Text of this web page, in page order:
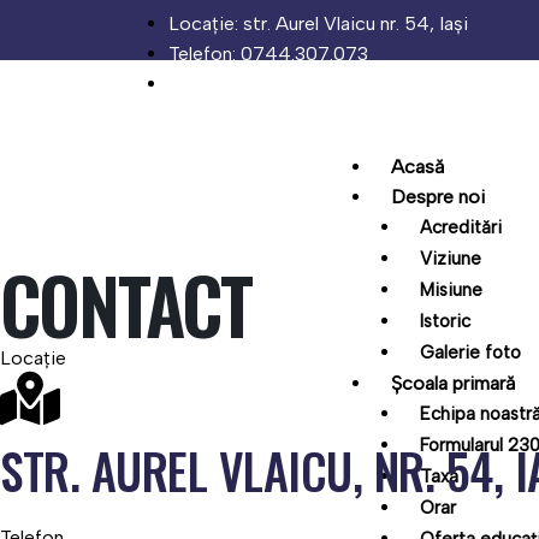
Locație: str. Aurel Vlaicu nr. 54, Iași
Telefon: 0744.307.073
Acasă
Despre noi
Acreditări
Viziune
Misiune
Istoric
Galerie foto
Școala primară
Echipa
Formularul 230
Taxa
Orar
CONTACT
Locație
STR. AUREL VLAICU, NR. 54,